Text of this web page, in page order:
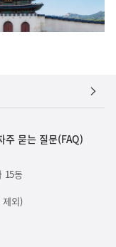
주 묻는 질문(FAQ)
15동
외)